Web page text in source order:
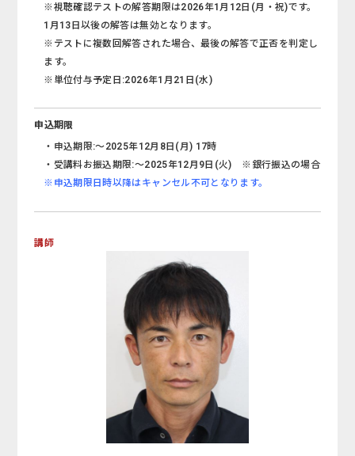
※視聴確認テストの解答期限は2026年1月12日(月・祝)です。
1月13日以後の解答は無効となります。
※テストに複数回解答された場合、最後の解答で正否を判定し
ます。
※単位付与予定日:2026年1月21日(水)
申込期限
・申込期限:～2025年12月8日(月) 17時
・受講料お振込期限:～2025年12月9日(火) ※銀行振込の場合
※申込期限日時以降はキャンセル不可となります。
講師